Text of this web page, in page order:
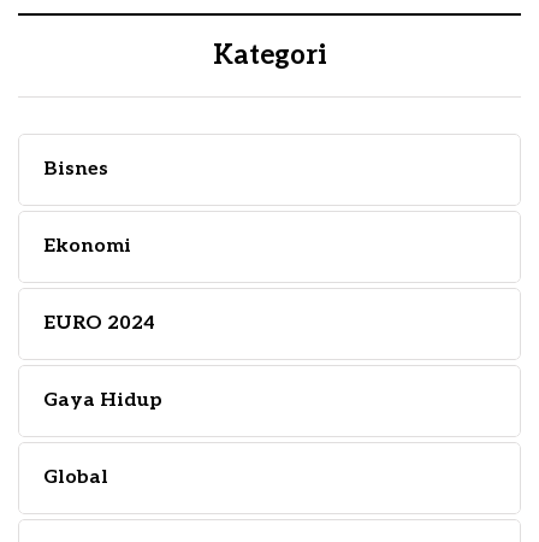
Kategori
Bisnes
Ekonomi
EURO 2024
Gaya Hidup
Global